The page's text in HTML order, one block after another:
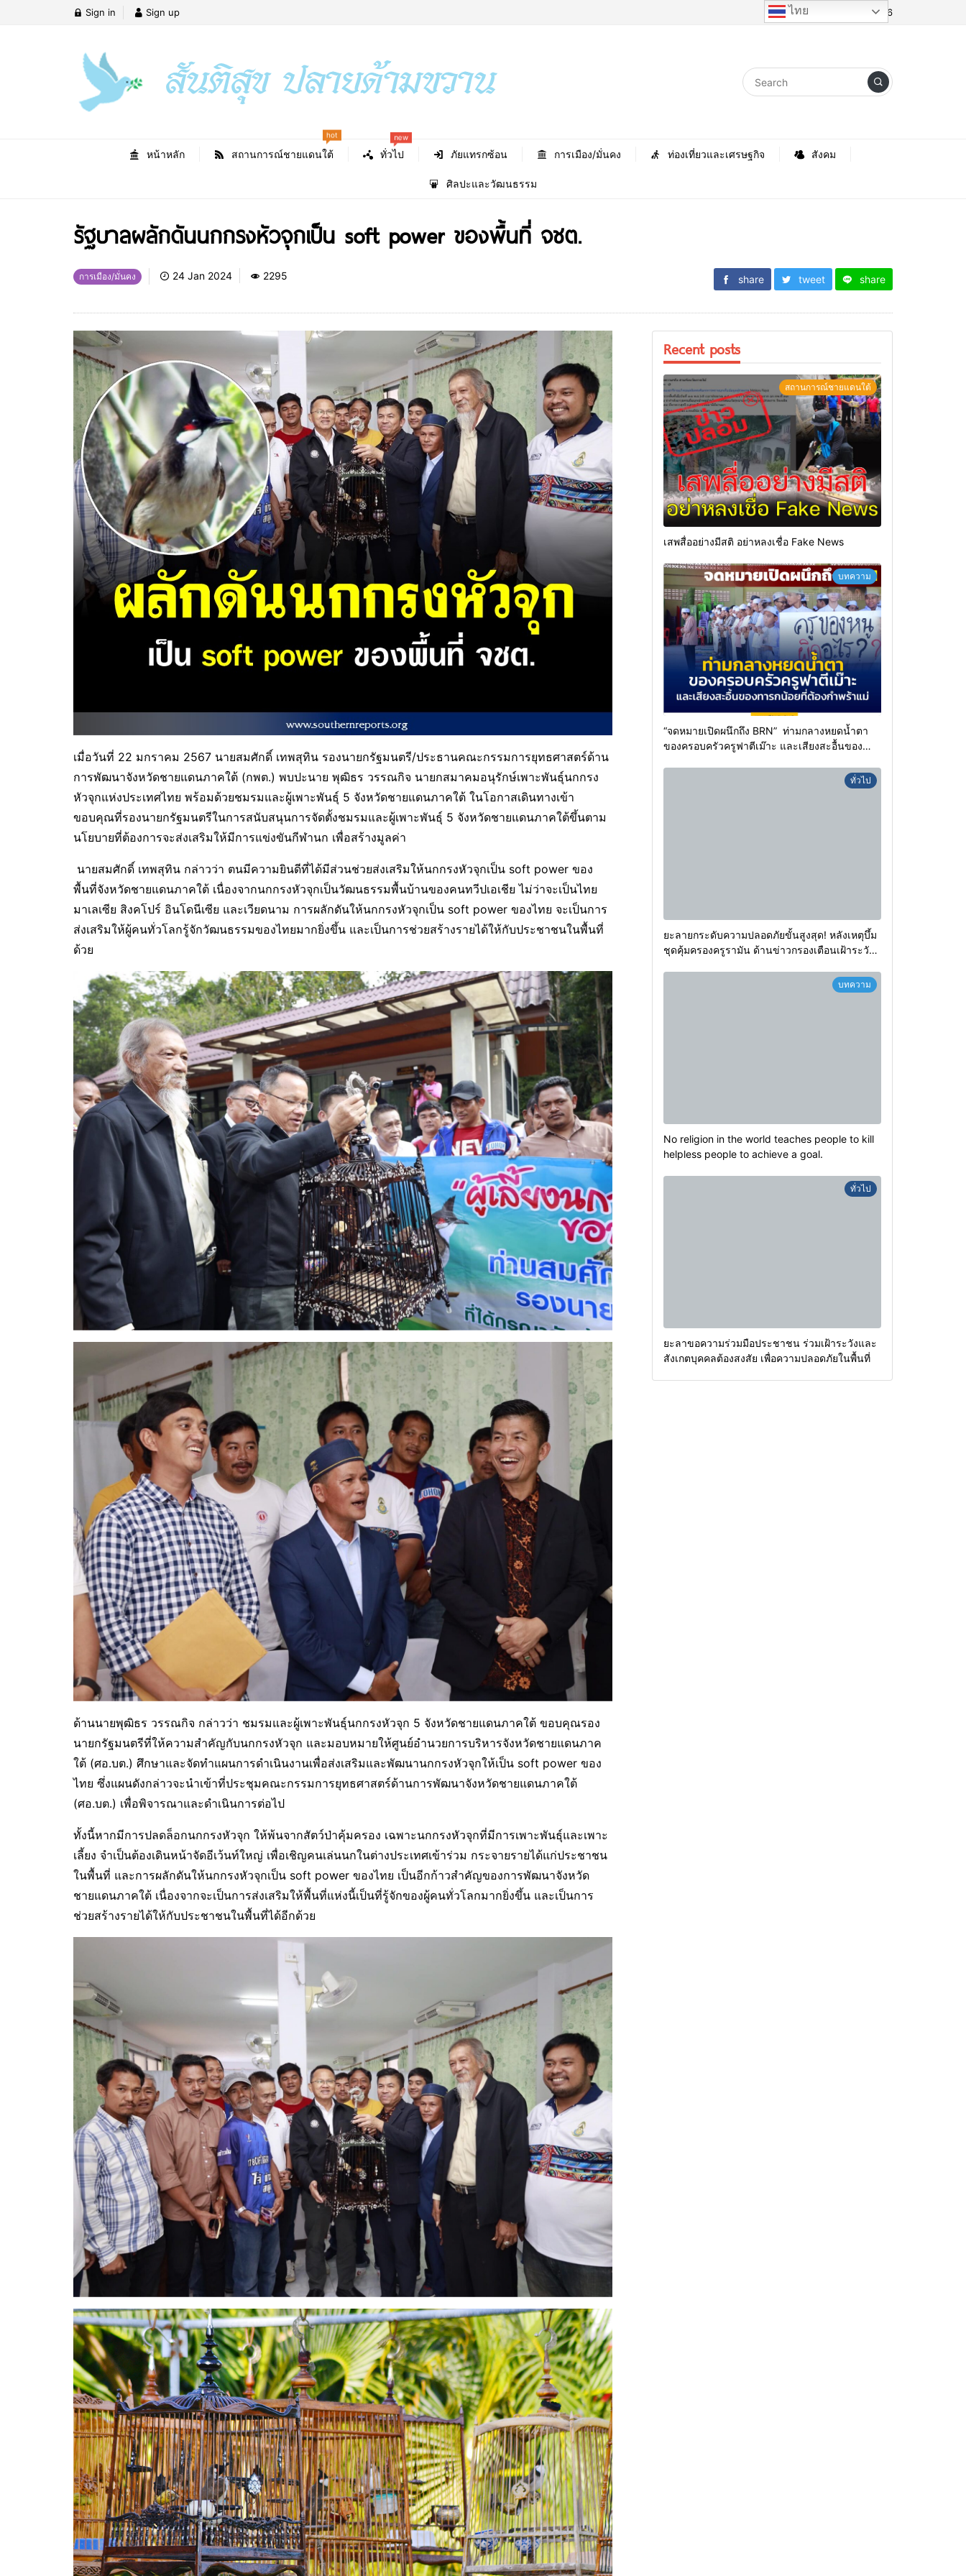
Sign in Sign up Sunday, 9 August 2026
หน้าหลัก สถานการณ์ชายแดนใต้
hot
ทั่วไป
new
ภัยแทรกซ้อน การเมือง/มั่นคง ท่องเที่ยวและเศรษฐกิจ สังคม
ศิลปะและวัฒนธรรม
รัฐบาลผลักดันนกกรงหัวจุกเป็น soft power ของพื้นที่ จชต.
การเมือง/มั่นคง 24 Jan 2024 2295 share tweet share
เมื่อวันที่ 22 มกราคม 2567 นายสมศักดิ์ เทพสุทิน รองนายกรัฐมนตรี/ประธานคณะกรรมการยุทธศาสตร์ด้าน
การพัฒนาจังหวัดชายแดนภาคใต้ (กพต.) พบปะนาย พุฒิธร วรรณกิจ นายกสมาคมอนุรักษ์เพาะพันธุ์นกกรง
หัวจุกแห่งประเทศไทย พร้อมด้วยชมรมและผู้เพาะพันธุ์ 5 จังหวัดชายแดนภาคใต้ ในโอกาสเดินทางเข้า
ขอบคุณที่รองนายกรัฐมนตรีในการสนับสนุนการจัดตั้งชมรมและผู้เพาะพันธุ์ 5 จังหวัดชายแดนภาคใต้ขึ้นตาม
นโยบายที่ต้องการจะส่งเสริมให้มีการแข่งขันกีฬานก เพื่อสร้างมูลค่า
นายสมศักดิ์ เทพสุทิน กล่าวว่า ตนมีความยินดีที่ได้มีส่วนช่วยส่งเสริมให้นกกรงหัวจุกเป็น soft power ของ
พื้นที่จังหวัดชายแดนภาคใต้ เนื่องจากนกกรงหัวจุกเป็นวัฒนธรรมพื้นบ้านของคนทวีปเอเชีย ไม่ว่าจะเป็นไทย
มาเลเซีย สิงคโปร์ อินโดนีเซีย และเวียดนาม การผลักดันให้นกกรงหัวจุกเป็น soft power ของไทย จะเป็นการ
ส่งเสริมให้ผู้คนทั่วโลกรู้จักวัฒนธรรมของไทยมากยิ่งขึ้น และเป็นการช่วยสร้างรายได้ให้กับประชาชนในพื้นที่
ด้วย
ด้านนายพุฒิธร วรรณกิจ กล่าวว่า ชมรมและผู้เพาะพันธุ์นกกรงหัวจุก 5 จังหวัดชายแดนภาคใต้ ขอบคุณรอง
นายกรัฐมนตรีที่ให้ความสำคัญกับนกกรงหัวจุก และมอบหมายให้ศูนย์อำนวยการบริหารจังหวัดชายแดนภาค
ใต้ (ศอ.บต.) ศึกษาและจัดทำแผนการดำเนินงานเพื่อส่งเสริมและพัฒนานกกรงหัวจุกให้เป็น soft power ของ
ไทย ซึ่งแผนดังกล่าวจะนำเข้าที่ประชุมคณะกรรมการยุทธศาสตร์ด้านการพัฒนาจังหวัดชายแดนภาคใต้
(ศอ.บต.) เพื่อพิจารณาและดำเนินการต่อไป
ทั้งนี้หากมีการปลดล็อกนกกรงหัวจุก ให้พ้นจากสัตว์ป่าคุ้มครอง เฉพาะนกกรงหัวจุกที่มีการเพาะพันธุ์และเพาะ
เลี้ยง จำเป็นต้องเดินหน้าจัดอีเว้นท์ใหญ่ เพื่อเชิญคนเล่นนกในต่างประเทศเข้าร่วม กระจายรายได้แก่ประชาชน
ในพื้นที่ และการผลักดันให้นกกรงหัวจุกเป็น soft power ของไทย เป็นอีกก้าวสำคัญของการพัฒนาจังหวัด
ชายแดนภาคใต้ เนื่องจากจะเป็นการส่งเสริมให้พื้นที่แห่งนี้เป็นที่รู้จักของผู้คนทั่วโลกมากยิ่งขึ้น และเป็นการ
ช่วยสร้างรายได้ให้กับประชาชนในพื้นที่ได้อีกด้วย
Recent posts
สถานการณ์ชายแดนใต้
เสพสื่ออย่างมีสติ อย่าหลงเชื่อ Fake News
บทความ
“จดหมายเปิดผนึกถึง BRN” ท่ามกลางหยดน้ำตา
ของครอบครัวครูฟาตีเม๊าะ และเสียงสะอื้นของ
ทั่วไป
ยะลายกระดับความปลอดภัยขั้นสูงสุด! หลังเหตุบึ้ม
ชุดคุ้มครองครูรามัน ด้านข่าวกรองเตือนเฝ้าระวัง
บทความ
No religion in the world teaches people to kill
helpless people to achieve a goal.
ทั่วไป
ยะลาขอความร่วมมือประชาชน ร่วมเฝ้าระวังและ
สังเกตบุคคลต้องสงสัย เพื่อความปลอดภัยในพื้นที่
ไทย